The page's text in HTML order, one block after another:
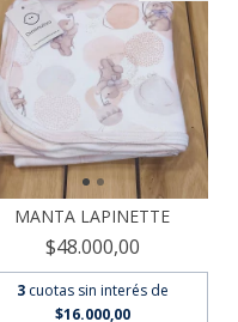
MANTA LAPINETTE
$48.000,00
3 cuotas sin interés de
$16.000,00